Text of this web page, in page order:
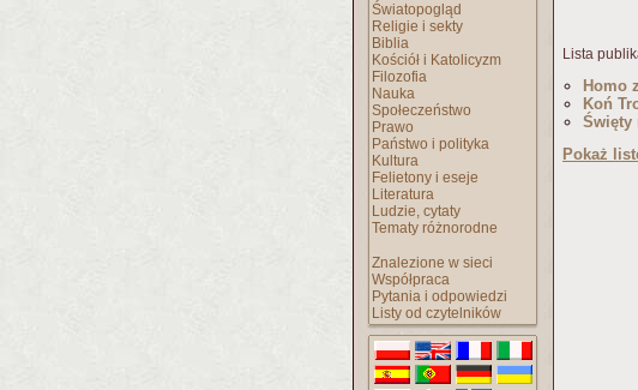
Światopogląd
Religie i sekty
Biblia
Kościół i Katolicyzm
Filozofia
Nauka
Społeczeństwo
Prawo
Państwo i polityka
Kultura
Felietony i eseje
Literatura
Ludzie, cytaty
Tematy różnorodne
Znalezione w sieci
Współpraca
Pytania i odpowiedzi
Listy od czytelników
Lista
Homo
Koń
Święty
Pokaż